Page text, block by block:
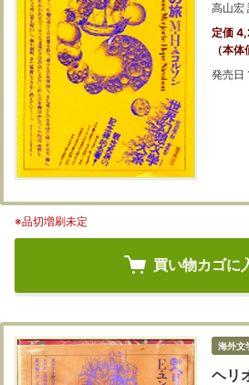
高山宏
定価
（本
発売日
※品切増刷未定
買い物カゴに
海外文
ヘリ